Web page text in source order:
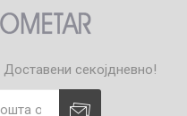
Доставени секојдневно!